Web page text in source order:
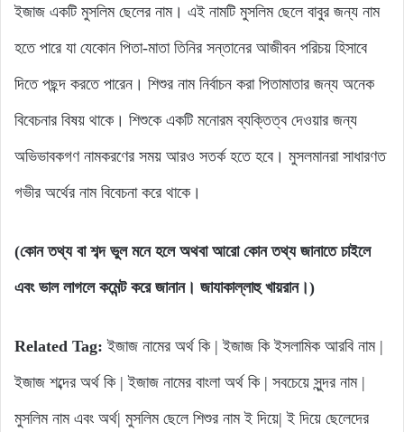
ইজাজ একটি মুসলিম ছেলের নাম। এই নামটি মুসলিম ছেলে বাবুর জন্য নাম
হতে পারে যা যেকোন পিতা-মাতা তিনির সন্তানের আজীবন পরিচয় হিসাবে
দিতে পছন্দ করতে পারেন। শিশুর নাম নির্বাচন করা পিতামাতার জন্য অনেক
বিবেচনার বিষয় থাকে। শিশুকে একটি মনোরম ব্যক্তিত্ব দেওয়ার জন্য
অভিভাবকগণ নামকরণের সময় আরও সতর্ক হতে হবে। মুসলমানরা সাধারণত
গভীর অর্থের নাম বিবেচনা করে থাকে।
(কোন তথ্য বা শব্দ ভুল মনে হলে অথবা আরো কোন তথ্য জানাতে চাইলে
এবং ভাল লাগলে কমেন্ট করে জানান। জাযাকাল্লাহু খায়রান।)
Related Tag: ইজাজ নামের অর্থ কি | ইজাজ কি ইসলামিক আরবি নাম |
ইজাজ শব্দের অর্থ কি | ইজাজ নামের বাংলা অর্থ কি | সবচেয়ে সুন্দর নাম |
মুসলিম নাম এবং অর্থ| মুসলিম ছেলে শিশুর নাম ই দিয়ে| ই দিয়ে ছেলেদের